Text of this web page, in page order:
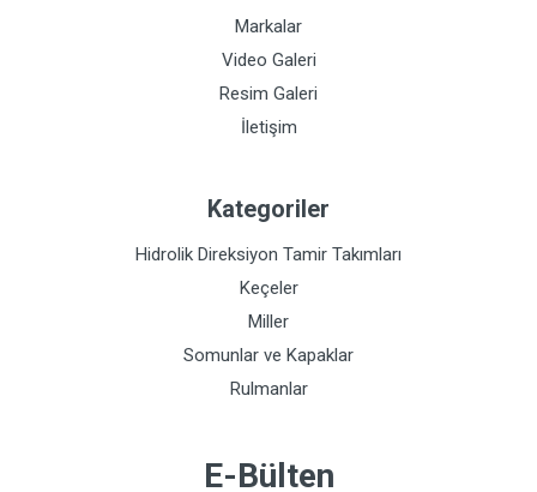
Markalar
Video Galeri
Resim Galeri
İletişim
Kategoriler
Hidrolik Direksiyon Tamir Takımları
Keçeler
Miller
Somunlar ve Kapaklar
Rulmanlar
E-Bülten